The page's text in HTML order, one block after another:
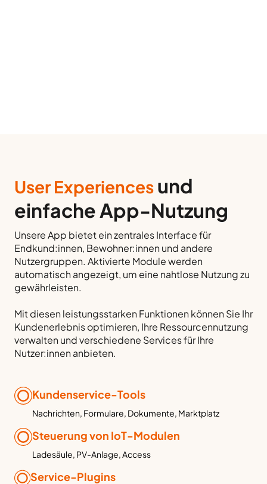
User Experiences und
einfache App-Nutzung
Unsere App bietet ein zentrales Interface für
Endkund:innen, Bewohner:innen und andere
Nutzergruppen. Aktivierte Module werden
automatisch angezeigt, um eine nahtlose Nutzung zu
gewährleisten.
Mit diesen leistungsstarken Funktionen können Sie Ihr
Kundenerlebnis optimieren, Ihre Ressourcennutzung
verwalten und verschiedene Services für Ihre
Nutzer:innen anbieten.
Kundenservice-Tools
Nachrichten, Formulare, Dokumente, Marktplatz
Steuerung von IoT-Modulen
Ladesäule, PV-Anlage, Access
Service-Plugins